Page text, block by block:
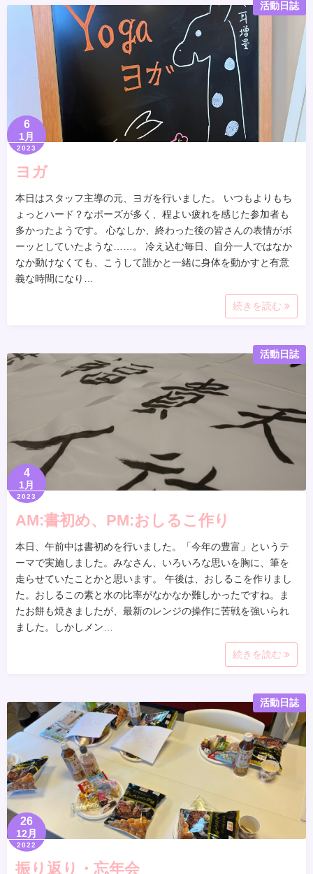
活動日誌
6
1月
2023
ヨガ
本日はスタッフ主導の元、ヨガを行いました。 いつもよりもち
ょっとハード？なポーズが多く、程よい疲れを感じた参加者も
多かったようです。 心なしか、終わった後の皆さんの表情がボ
ーッとしていたような……。 冷え込む毎日、自分一人ではなか
なか動けなくても、こうして誰かと一緒に身体を動かすと有意
義な時間になり…
続きを読む
活動日誌
4
1月
2023
AM:書初め、PM:おしるこ作り
本日、午前中は書初めを行いました。「今年の豊富」というテ
ーマで実施しました。みなさん、いろいろな思いを胸に、筆を
走らせていたことかと思います。 午後は、おしるこを作りまし
た。おしるこの素と水の比率がなかなか難しかったですね。ま
たお餅も焼きましたが、最新のレンジの操作に苦戦を強いられ
ました。しかしメン…
続きを読む
活動日誌
26
12月
2022
振り返り・忘年会